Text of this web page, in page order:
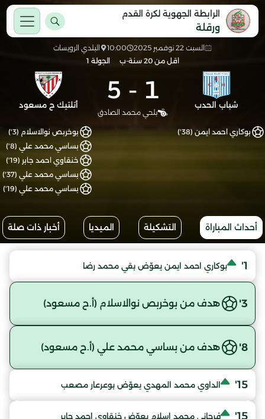
الرابطة الجهوية لكرة القدم
ورقلة
السبت 22 نوفمبر 2025 10:00
البلدي الرويسات
اقل من 20 سنة-ب
الجولة 1
شباب الحدب 1
-
5
بلحي محمد الصادق
أتلتيك ح مسعود
بوكاري احمد ايمن (38')
بوخربص نوالاسلام (3')
بساسي محمد علي (8')
خنقاوي احمد جابر (19')
بساسي محمد علي (37')
بساسي محمد علي (19')
أحداث المباراة التشكيلة الميديا أخبار ذات صلة
1' بوكاري احمد ايمن يعوّض بقي محمد رضا
3' هدف من بوخربص نوالاسلام (أ.ح مسعود)
8' هدف من بساسي محمد علي (أ.ح مسعود)
15' الداوي محمد المهدي يعوّض بوعرعار مصعب
15' فرحاني محمد اسلام يعوّض خنقاوي احمد جابر